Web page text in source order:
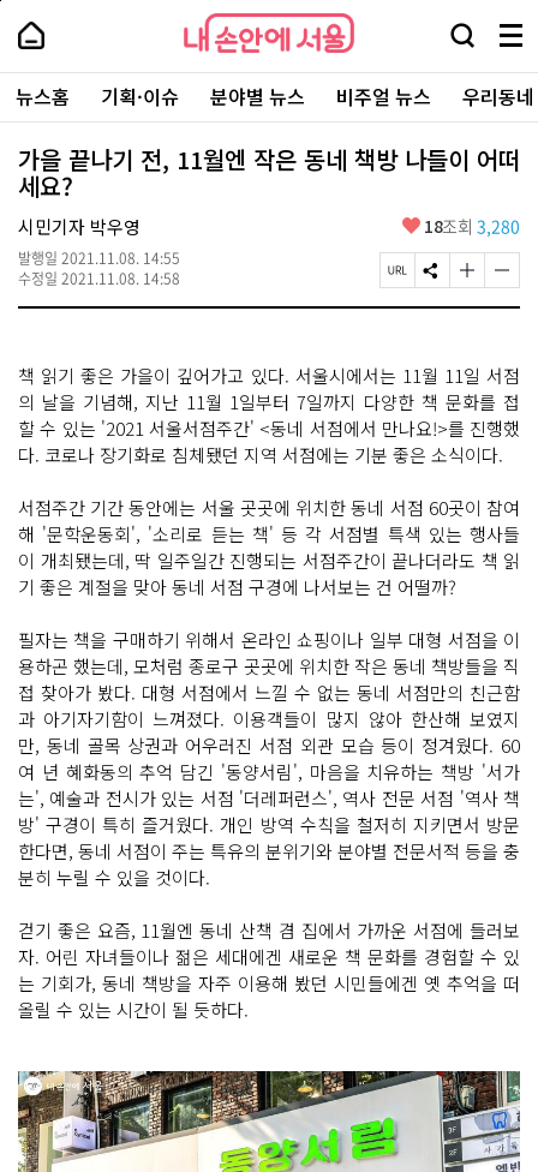
본
로
가
내
손
안
에
서
울
-
서
울
시
대
표
소
통
포
내
손
에
울
검
창
열
기
메
뉴
전
체
보
기
주
요
서
뉴스홈 기획·이슈 분야별 뉴스 비주얼 뉴스 우리동
가을 끝나기 전, 11월엔 작은 동네 책방 나들이 어떠
세요?
시민기자 박우영
발행일 2021.11.08. 14:55
수정일 2021.11.08. 14:58
좋
요
18조회 3,280
페
이
L
복
사
S
N
유
하
기
글
자
크
게
변
경
하
기
글
자
작
게
변
경
하
기
책 읽기 좋은 가을이 깊어가고 있다. 서울시에서는 11월 11일 서점
의 날을 기념해, 지난 11월 1일부터 7일까지 다양한 책 문화를 접
할 수 있는 '2021 서울서점주간' <동네 서점에서 만나요!>를 진행했
다. 코로나 장기화로 침체됐던 지역 서점에는 기분 좋은 소식이다.
서점주간 기간 동안에는 서울 곳곳에 위치한 동네 서점 60곳이 참여
해 '문학운동회', '소리로 듣는 책' 등 각 서점별 특색 있는 행사들
이 개최됐는데, 딱 일주일간 진행되는 서점주간이 끝나더라도 책 읽
기 좋은 계절을 맞아 동네 서점 구경에 나서보는 건 어떨까?
필자는 책을 구매하기 위해서 온라인 쇼핑이나 일부 대형 서점을 이
용하곤 했는데, 모처럼 종로구 곳곳에 위치한 작은 동네 책방들을 직
접 찾아가 봤다. 대형 서점에서 느낄 수 없는 동네 서점만의 친근함
과 아기자기함이 느껴졌다. 이용객들이 많지 않아 한산해 보였지
만, 동네 골목 상권과 어우러진 서점 외관 모습 등이 정겨웠다. 60
여 년 혜화동의 추억 담긴 '동양서림', 마음을 치유하는 책방 '서가
는', 예술과 전시가 있는 서점 '더레퍼런스', 역사 전문 서점 '역사 책
방' 구경이 특히 즐거웠다. 개인 방역 수칙을 철저히 지키면서 방문
한다면, 동네 서점이 주는 특유의 분위기와 분야별 전문서적 등을 충
분히 누릴 수 있을 것이다.
걷기 좋은 요즘, 11월엔 동네 산책 겸 집에서 가까운 서점에 들러보
자. 어린 자녀들이나 젊은 세대에겐 새로운 책 문화를 경험할 수 있
는 기회가, 동네 책방을 자주 이용해 봤던 시민들에겐 옛 추억을 떠
올릴 수 있는 시간이 될 듯하다.
페
상
단
로